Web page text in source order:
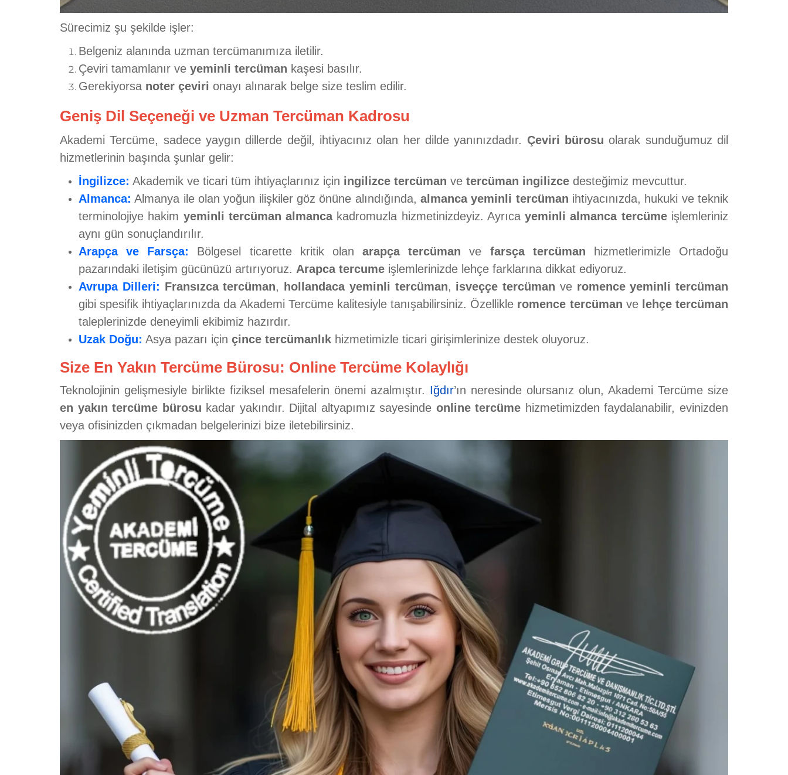
Sürecimiz şu şekilde işler:
Belgeniz alanında uzman tercümanımıza iletilir.
Çeviri tamamlanır ve yeminli tercüman kaşesi basılır.
Gerekiyorsa noter çeviri onayı alınarak belge size teslim edilir.
Geniş Dil Seçeneği ve Uzman Tercüman Kadrosu
Akademi Tercüme, sadece yaygın dillerde değil, ihtiyacınız olan her dilde yanınızdadır. Çeviri bürosu olarak sunduğumuz dil
hizmetlerinin başında şunlar gelir:
İngilizce: Akademik ve ticari tüm ihtiyaçlarınız için ingilizce tercüman ve tercüman ingilizce desteğimiz mevcuttur.
Almanca: Almanya ile olan yoğun ilişkiler göz önüne alındığında, almanca yeminli tercüman ihtiyacınızda, hukuki ve teknik
terminolojiye hakim yeminli tercüman almancakadromuzla hizmetinizdeyiz. Ayrıcayeminli almanca tercümeişlemleriniz
aynı gün sonuçlandırılır.
Arapça ve Farsça:
Bölgesel ticarette kritik olanarapça tercüman ve farsça tercüman hizmetlerimizle Ortadoğu
pazarındaki iletişim gücünüzü artırıyoruz. Arapca tercume işlemlerinizde lehçe farklarına dikkat ediyoruz.
Avrupa Dilleri: Fransızca tercüman, hollandaca yeminli tercüman, isveççe tercüman ve romence yeminli tercüman
gibi spesifik ihtiyaçlarınızda da Akademi Tercüme kalitesiyle tanışabilirsiniz. Özellikle romence tercüman ve lehçe tercüman
taleplerinizde deneyimli ekibimiz hazırdır.
Uzak Doğu: Asya pazarı için çince tercümanlık hizmetimizle ticari girişimlerinize destek oluyoruz.
Size En Yakın Tercüme Bürosu: Online Tercüme Kolaylığı
Teknolojinin gelişmesiyle birlikte fiziksel mesafelerin önemi azalmıştır. Iğdır’ın neresinde olursanız olun, Akademi Tercüme size
en yakın tercüme bürosu kadar yakındır. Dijital altyapımız sayesinde online tercüme hizmetimizden faydalanabilir, evinizden
veya ofisinizden çıkmadan belgelerinizi bize iletebilirsiniz.